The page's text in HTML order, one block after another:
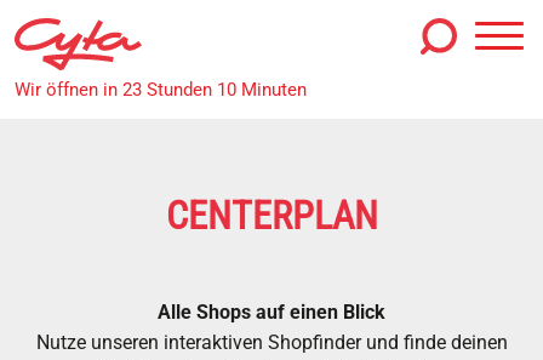
Wir öffnen in 23 Stunden 10 Minuten
Gutscheinbestellung
SHOPS, GASTRO & DIENSTLEISTUNGEN
CENTERPLAN
Alle Shops auf einen Blick
Nutze unseren interaktiven Shopfinder und finde deinen